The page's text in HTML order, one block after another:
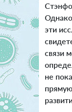
эти
связи
не